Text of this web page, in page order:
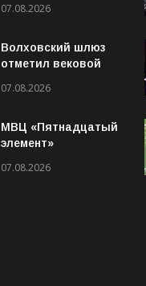
07.08.2026
Волховский шлюз
отметил вековой
07.08.2026
МВЦ «Пятнадцатый
элемент»
выставку «Два
07.08.2026